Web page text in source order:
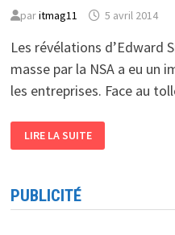
paritmag11 5 avril 2014
Les révélations d’Edward
masse par la NSA a eu un
les entreprises. Face au
LIRE LA SUITE
PUBLICITÉ